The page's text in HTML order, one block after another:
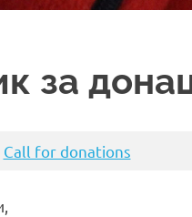
за
Call for donations